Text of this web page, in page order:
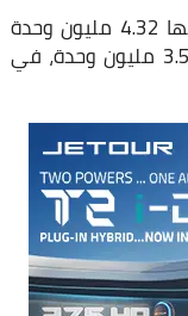
وكانت هيونداي قد وضعت هدف مبيعاتها 4.32 مليون وحدة
بما في ذلك المبيعات الخارجية البالغة 3.54 مليون وحدة، في